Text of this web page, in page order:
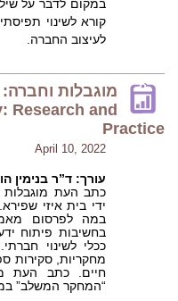
במקום לדבר על
קורא לשינוי
לעיצוב החברה.
מוגבלות
Research and
Practice
April 10, 2022
עורך: ד”ר בנימין
כתב העת מוגבלות
ידי בית איזי
במה לפרסום
בחשיבות פיתוח
ככלי לשינוי
מחקריות, סקירות
חיים. כתב העת
“המחקר המשלב”